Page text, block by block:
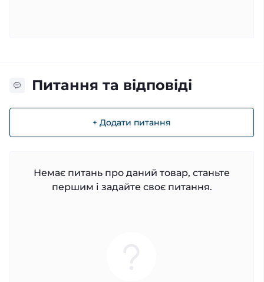
Питання та відповіді
+ Додати питання
Немає питань про даний товар, станьте
першим і задайте своє питання.